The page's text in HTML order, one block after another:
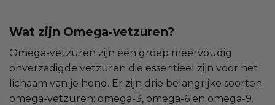
Wat zijn Omega-vetzuren?
Omega-vetzuren zijn een groep meervoudig
onverzadigde vetzuren die essentieel zijn voor het
lichaam van je hond. Er zijn drie belangrijke soorten
omega-vetzuren: omega-3, omega-6 en omega-9.